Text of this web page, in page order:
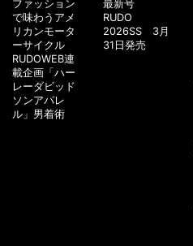
ファッション
で味わうアメ
リカンモータ
ーサイクル
RUDOWEB連
載企画「ハー
レーダビッド
ソンアパレ
ル」男着術
最新号
RUDO
2026SS 3月
31日発売